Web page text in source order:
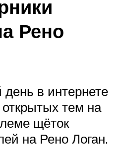
Рено
в интернете
тем на
щёток
на Рено Логан.